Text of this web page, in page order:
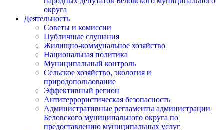
округа
Деятельность
Советы и комиссии
Публичные слушания
Жилищно-коммунальное хозяйство
Национальная политика
Муниципальный контроль
Сельское хозяйство, экология и
природопользование
Эффективный регион
Антитеррористическая безопасность
Административные регламенты администрации
Беловского муниципального округа по
предоставлению муниципальных услуг